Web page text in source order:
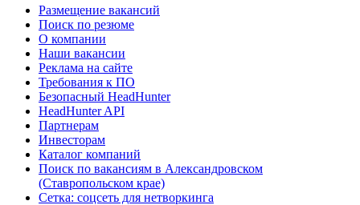
Размещение вакансий
Поиск по резюме
О компании
Наши вакансии
Реклама на сайте
Требования к ПО
Безопасный HeadHunter
HeadHunter API
Партнерам
Инвесторам
Каталог компаний
Поиск по вакансиям в Александровском
(Ставропольском крае)
Сетка: соцсеть для нетворкинга